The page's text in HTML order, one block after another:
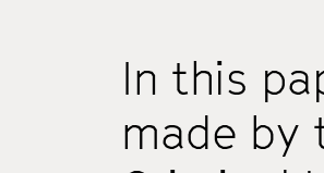
In this
made by